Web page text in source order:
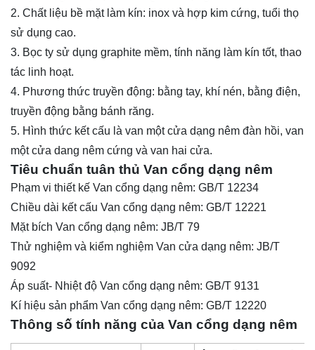
2. Chất liệu bề mặt làm kín: inox và hợp kim cứng, tuổi thọ
sử dụng cao.
3. Bọc ty sử dụng graphite mềm, tính năng làm kín tốt, thao
tác linh hoạt.
4. Phương thức truyền động: bằng tay, khí nén, bằng điện,
truyền động bằng bánh răng.
5. Hình thức kết cấu là van một cửa dạng nêm đàn hồi, van
một cửa dang nêm cứng và van hai cửa.
Tiêu chuẩn tuân thủ Van cổng dạng nêm
Phạm vi thiết kế Van cổng dạng nêm: GB/T 12234
Chiều dài kết cấu Van cổng dạng nêm: GB/T 12221
Mặt bích Van cổng dạng nêm: JB/T 79
Thử nghiệm và kiểm nghiệm Van cửa dạng nêm: JB/T
9092
Áp suất- Nhiệt độ Van cổng dạng nêm: GB/T 9131
Kí hiệu sản phẩm Van cổng dạng nêm: GB/T 12220
Thông số tính năng của Van cổng dạng nêm